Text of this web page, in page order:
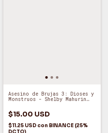
Asesino de Brujas 3: Dioses y
Monstruos - Shelby Mahurin
$15.00 USD
$11.25 USD con BINANCE (25%